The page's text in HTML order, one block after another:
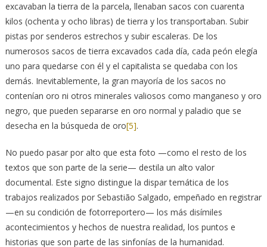
excavaban la tierra de la parcela, llenaban sacos con cuarenta
kilos (ochenta y ocho libras) de tierra y los transportaban. Subir
pistas por senderos estrechos y subir escaleras. De los
numerosos sacos de tierra excavados cada día, cada peón elegía
uno para quedarse con él y el capitalista se quedaba con los
demás. Inevitablemente, la gran mayoría de los sacos no
contenían oro ni otros minerales valiosos como manganeso y oro
negro, que pueden separarse en oro normal y paladio que se
desecha en la búsqueda de oro[5].
No puedo pasar por alto que esta foto —como el resto de los
textos que son parte de la serie— destila un alto valor
documental. Este signo distingue la dispar temática de los
trabajos realizados por Sebastião Salgado, empeñado en registrar
—en su condición de fotorreportero— los más disímiles
acontecimientos y hechos de nuestra realidad, los puntos e
historias que son parte de las sinfonías de la humanidad.